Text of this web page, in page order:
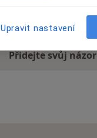
Přidejte svůj názor
Upravit nastavení